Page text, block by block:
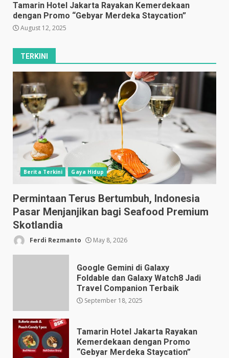
Tamarin Hotel Jakarta Rayakan Kemerdekaan
dengan Promo “Gebyar Merdeka Staycation”
August 12, 2025
TERKINI
Berita Terkini Gaya Hidup
Permintaan Terus Bertumbuh, Indonesia
Pasar Menjanjikan bagi Seafood Premium
Skotlandia
Ferdi Rezmanto May 8, 2026
Google Gemini di Galaxy
Foldable dan Galaxy Watch8 Jadi
Travel Companion Terbaik
September 18, 2025
Tamarin Hotel Jakarta Rayakan
Kemerdekaan dengan Promo
“Gebyar Merdeka Staycation”